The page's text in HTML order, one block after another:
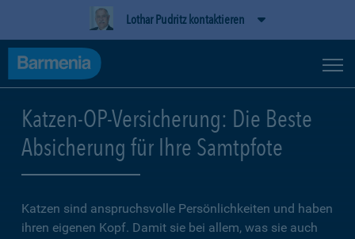
Lothar Pudritz kontaktieren
Katzen-OP-Versicherung: Die Beste
Absicherung für Ihre Samtpfote
Katzen sind anspruchsvolle Persönlichkeiten und haben
ihren eigenen Kopf. Damit sie bei allem, was sie auch